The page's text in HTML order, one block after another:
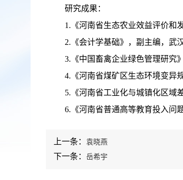
研究成果：
1.《河南省生态农业效益评价和
2.《会计学基础》，副主编，武
3.《中国畜禽企业绿色管理研究
4.《河南省煤矿区生态环境变异
5.《河南省工业化与城镇化区域
6.《河南省普通高等教育投入问
上一条： 袁晓燕
下一条： 岳希宇